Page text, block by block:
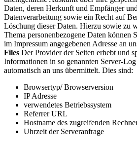
Daten, deren Herkunft und Empfänger
Datenverarbeitung sowie ein Recht auf
Löschung dieser Daten. Hierzu sowie zu
Thema personenbezogene Daten können
im Impressum angegebenen Adresse an
Files Der Provider der Seiten erhebt und
Informationen in so genannten Server-
automatisch an uns übermittelt. Dies sind:
Browsertyp/ Browserversion
IP Adresse
verwendetes Betriebssystem
Referrer URL
Hostname des zugreifenden
Uhrzeit der Serveranfrage